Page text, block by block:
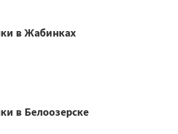
в Жабинках
в Белоозерске